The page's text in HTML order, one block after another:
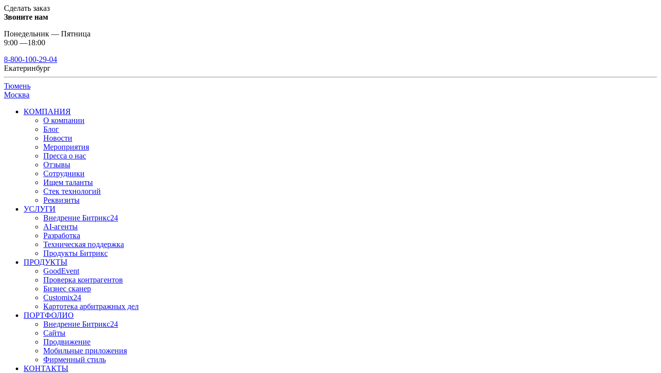
Сделать заказ
Звоните нам
Понедельник — Пятница
9:00 —18:00
8-800-100-29-04
Екатеринбург
Тюмень
Москва
КОМПАНИЯ
О компании
Блог
Новости
Мероприятия
Пресса о нас
Отзывы
Сотрудники
Ищем таланты
Стек технологий
Реквизиты
УСЛУГИ
Внедрение Битрикс24
AI-агенты
Разработка
Техническая поддержка
Продукты Битрикс
ПРОДУКТЫ
GoodEvent
Проверка контрагентов
Бизнес сканер
Customix24
Картотека арбитражных дел
ПОРТФОЛИО
Внедрение Битрикс24
Сайты
Продвижение
Мобильные приложения
Фирменный стиль
КОНТАКТЫ